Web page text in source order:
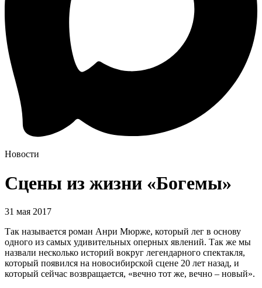
Новости
Сцены из жизни «Богемы»
31 мая 2017
Так называется роман Анри Мюрже, который лег в основу
одного из самых удивительных оперных явлений. Так же мы
назвали несколько историй вокруг легендарного спектакля,
который появился на новосибирской сцене 20 лет назад, и
который сейчас возвращается, «вечно тот же, вечно – новый».